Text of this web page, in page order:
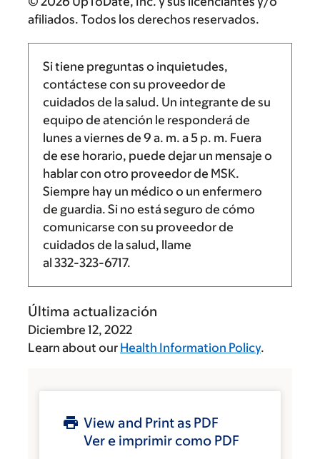
afiliados. Todos los derechos reservados.
Si tiene preguntas o inquietudes,
contáctese con su proveedor de
cuidados de la salud. Un integrante de su
equipo de atención le responderá de
lunes a viernes de 9 a. m. a5 p. m. Fuera
de ese horario, puede dejar un mensaje o
hablar con otro proveedor de MSK.
Siempre hay un médico o un enfermero
de guardia. Si no está seguro de cómo
comunicarse con su proveedor de
cuidados de la salud, llame
al 332-323-6717.
Última actualización
Diciembre 12, 2022
Learn about our Health Information Policy.
View and Print as PDF
Ver e imprimir como PDF